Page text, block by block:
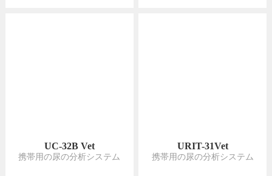
UC-32B Vet
携帯用の尿の分析システム
URIT-31Vet
携帯用の尿の分析システム